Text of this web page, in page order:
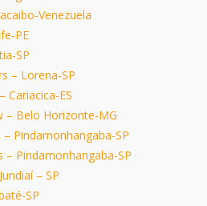
Venezuela
PE
SP
– Lorena-SP
Cariacica-ES
– Belo Horizonte-MG
– Pindamonhangaba-SP
– Pindamonhangaba-SP
– SP
SP